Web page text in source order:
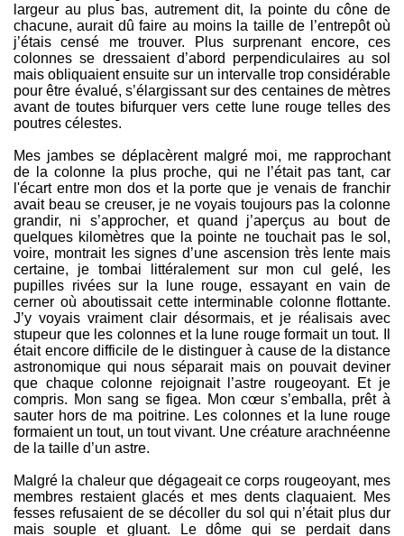
largeur au plus bas, autrement dit, la pointe du cône de
chacune, aurait dû faire au moins la taille de l’entrepôt où
j’étais censé me trouver. Plus surprenant encore, ces
colonnes se dressaient d’abord perpendiculaires au sol
mais obliquaient ensuite sur un intervalle trop considérable
pour être évalué, s’élargissant sur des centaines de mètres
avant de toutes bifurquer vers cette lune rouge telles des
poutres célestes.
Mes jambes se déplacèrent malgré moi, me rapprochant
de la colonne la plus proche, qui ne l’était pas tant, car
l'écart entre mon dos et la porte que je venais de franchir
avait beau se creuser, je ne voyais toujours pas la colonne
grandir, ni s’approcher, et quand j’aperçus au bout de
quelques kilomètres que la pointe ne touchait pas le sol,
voire, montrait les signes d’une ascension très lente mais
certaine, je tombai littéralement sur mon cul gelé, les
pupilles rivées sur la lune rouge, essayant en vain de
cerner où aboutissait cette interminable colonne flottante.
J’y voyais vraiment clair désormais, et je réalisais avec
stupeur que les colonnes et la lune rouge formait un tout. Il
était encore difficile de le distinguer à cause de la distance
astronomique qui nous séparait mais on pouvait deviner
que chaque colonne rejoignait l’astre rougeoyant. Et je
compris. Mon sang se figea. Mon cœur s’emballa, prêt à
sauter hors de ma poitrine. Les colonnes et la lune rouge
formaient un tout, un tout vivant. Une créature arachnéenne
de la taille d’un astre.
Malgré la chaleur que dégageait ce corps rougeoyant, mes
membres restaient glacés et mes dents claquaient. Mes
fesses refusaient de se décoller du sol qui n’était plus dur
mais souple et gluant. Le dôme qui se perdait dans